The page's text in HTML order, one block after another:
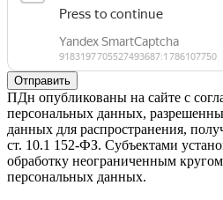
Отправить
ПДн опубликованы на сайте с
персональных данных,
данных для распространения,
ст. 10.1 152-ФЗ. Субъектами
обработку неограниченным
персональных данных.